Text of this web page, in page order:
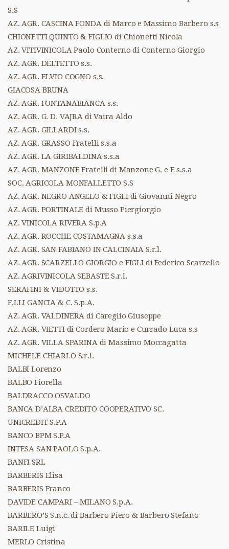
S.S
AZ. AGR. CASCINA FONDA di Marco e Massimo Barbero s.s
CHIONETTI QUINTO & FIGLIO di Chionetti Nicola
AZ. VITIVINICOLA Paolo Conterno di Conterno Giorgio
AZ. AGR. DELTETTO s.s.
AZ. AGR. ELVIO COGNO s.s.
GIACOSA BRUNA
AZ. AGR. FONTANABIANCA s.s.
AZ. AGR. G. D. VAJRA di Vaira Aldo
AZ. AGR. GILLARDI s.s.
AZ. AGR. GRASSO Fratelli s.s.a
AZ. AGR. LA GIRIBALDINA s.s.a
AZ. AGR. MANZONE Fratelli di Manzone G. e E s.s.a
SOC. AGRICOLA MONFALLETTO S.S
AZ. AGR. NEGRO ANGELO & FIGLI di Giovanni Negro
AZ. AGR. PORTINALE di Musso Piergiorgio
AZ. VINICOLA RIVERA S.p.A
AZ. AGR. ROCCHE COSTAMAGNA s.s.a
AZ. AGR. SAN FABIANO IN CALCINAIA S.r.l.
AZ. AGR. SCARZELLO GIORGIO e FIGLI di Federico Scarzello
AZ. AGRIVINICOLA SEBASTE S.r.l.
SERAFINI & VIDOTTO s.s.
F.LLI GANCIA & C. S.p.A.
AZ. AGR. VALDINERA di Careglio Giuseppe
AZ. AGR. VIETTI di Cordero Mario e Currado Luca s.s
AZ. AGR. VILLA SPARINA di Massimo Moccagatta
MICHELE CHIARLO S.r.l.
BALBI Lorenzo
BALBO Fiorella
BALDRACCO OSVALDO
BANCA D’ALBA CREDITO COOPERATIVO SC.
UNICREDIT S.P.A
BANCO BPM S.P.A
INTESA SAN PAOLO S.p.A.
BANFI SRL
BARBERIS Elisa
BARBERIS Franco
DAVIDE CAMPARI – MILANO S.p.A.
BARBERO’S S.n.c. di Barbero Piero & Barbero Stefano
BARILE Luigi
MERLO Cristina